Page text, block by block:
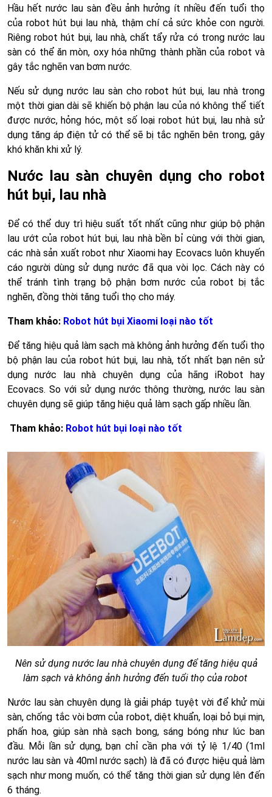
Hầu hết nước lau sàn đều ảnh hưởng ít nhiều đến tuổi thọ
của robot hút bụi lau nhà, thậm chí cả sức khỏe con người.
Riêng robot hút bụi, lau nhà, chất tẩy rửa có trong nước lau
sàn có thể ăn mòn, oxy hóa những thành phần của robot và
gây tắc nghẽn van bơm nước.
Nếu sử dụng nước lau sàn cho robot hút bụi, lau nhà trong
một thời gian dài sẽ khiến bộ phận lau của nó không thể tiết
được nước, hỏng hóc, một số loại robot hút bụi, lau nhà sử
dụng tăng áp điện tử có thể sẽ bị tắc nghẽn bên trong, gây
khó khăn khi xử lý.
Nước lau sàn chuyên dụng cho robot
hút bụi, lau nhà
Để có thể duy trì hiệu suất tốt nhất cũng như giúp bộ phận
lau ướt của robot hút bụi, lau nhà bền bỉ cùng với thời gian,
các nhà sản xuất robot như Xiaomi hay Ecovacs luôn khuyến
cáo người dùng sử dụng nước đã qua vòi lọc. Cách này có
thể tránh tình trạng bộ phận bơm nước của robot bị tắc
nghẽn, đồng thời tăng tuổi thọ cho máy.
Tham khảo: Robot hút bụi Xiaomi loại nào tốt
Để tăng hiệu quả làm sạch mà không ảnh hưởng đến tuổi thọ
bộ phận lau của robot hút bụi, lau nhà, tốt nhất bạn nên sử
dụng nước lau nhà chuyên dụng của hãng iRobot hay
Ecovacs. So với sử dụng nước thông thường, nước lau sàn
chuyên dụng sẽ giúp tăng hiệu quả làm sạch gấp nhiều lần.
Tham khảo: Robot hút bụi loại nào tốt
Nên sử dụng nước lau nhà chuyên dụng để tăng hiệu quả
làm sạch và không ảnh hưởng đến tuổi thọ của robot
Nước lau sàn chuyên dụng là giải pháp tuyệt vời để khử mùi
sàn, chống tắc vòi bơm của robot, diệt khuẩn, loại bỏ bụi mịn,
phấn hoa, giúp sàn nhà sạch bong, sáng bóng như lúc ban
đầu. Mỗi lần sử dụng, bạn chỉ cần pha với tỷ lệ 1/40 (1ml
nước lau sàn và 40ml nước sạch) là đã có được hiệu quả làm
sạch như mong muốn, có thể tăng thời gian sử dụng lên đến
6 tháng.